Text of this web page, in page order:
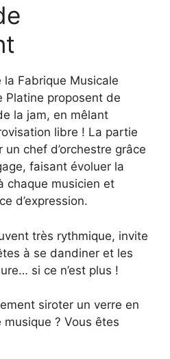
Fabrique Musicale
Platine proposent de
la jam, en mêlant
libre ! La partie
chef d’orchestre grâce
faisant évoluer la
chaque musicien et
d’expression.
très rythmique, invite
à se dandiner et les
si ce n’est plus !
siroter un verre en
? Vous êtes